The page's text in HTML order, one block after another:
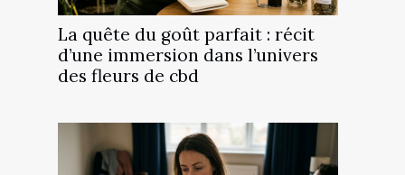
La quête du goût parfait : récit
d’une immersion dans l’univers
des fleurs de cbd